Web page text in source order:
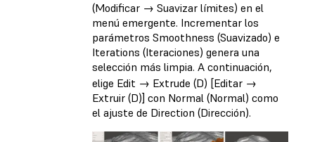
(Modificar → Suavizar límites) en el
menú emergente. Incrementar los
parámetros Smoothness (Suavizado) e
Iterations (Iteraciones) genera una
selección más limpia. A continuación,
elige Edit → Extrude (D) [Editar →
Extruir (D)] con Normal (Normal) como
el ajuste de Direction (Dirección).